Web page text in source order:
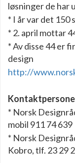
løsninger de har
* I år var det 150
* 2. april mottar
* Av disse 44 er
design
http://
* Norsk
mobil 911 74 639
* Norsk
Kobro, tlf. 23 29